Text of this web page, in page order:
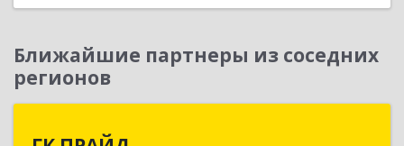
Ближайшие партнеры из соседних
регионов